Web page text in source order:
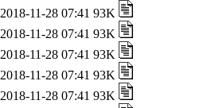
2018-11-28 07:41 93K
2018-11-28 07:41 93K
2018-11-28 07:41 93K
2018-11-28 07:41 93K
2018-11-28 07:41 93K